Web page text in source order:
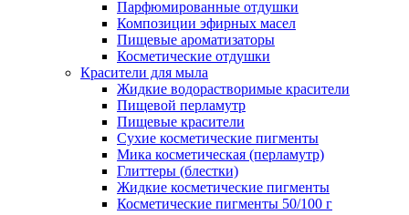
Парфюмированные отдушки
Композиции эфирных масел
Пищевые ароматизаторы
Косметические отдушки
Красители для мыла
Жидкие водорастворимые красители
Пищевой перламутр
Пищевые красители
Сухие косметические пигменты
Мика косметическая (перламутр)
Глиттеры (блестки)
Жидкие косметические пигменты
Косметические пигменты 50/100 г